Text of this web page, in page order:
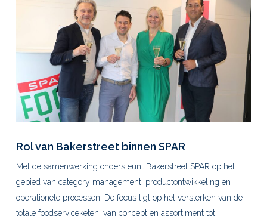
Rol van Bakerstreetbinnen SPAR
Met de samenwerking ondersteunt Bakerstreet SPAR op het
gebied van category management, productontwikkeling en
operationele processen. De focus ligt op het versterken van de
totale foodserviceketen: van concept en assortiment tot